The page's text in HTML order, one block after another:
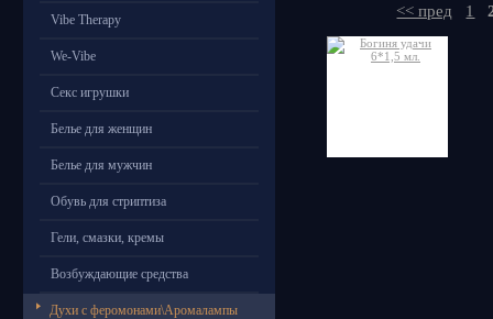
Vibe Therapy
We-Vibe
Секс игрушки
Белье для женщин
Белье для мужчин
Обувь для стриптиза
Гели, смазки, кремы
Возбуждающие средства
Духи с феромонами\Аромалампы
<< пред
1